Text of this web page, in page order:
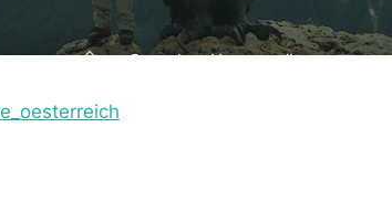
HomeSprecher-Honorarsätze